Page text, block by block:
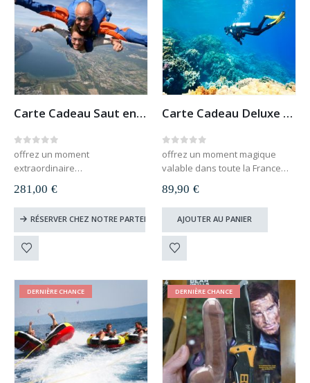
Carte Cadeau Saut en Parachute
0out of 5
offrez un moment
extraordinaire
carte cadeau à télécharger et
imprimer
le destinataire du cadeau
choisit lui-même sa date
valable 1 an
281,00 €
RÉSERVER CHEZ NOTRE PARTENAIRE
Carte Cadeau Deluxe Baptême de Plongée
0out of 5
offrez un moment magique
valable dans toute la France
imprimer
le destinataire du cadeau
choisit lui-même sa date
valable 1 an
89,90 €
AJOUTER AU PANIER
DERNIÈRE CHANCE DERNIÈRE CHANCE